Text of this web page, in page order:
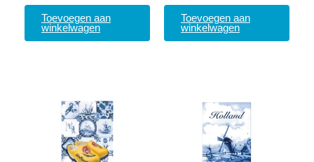
Toevoegen aan
winkelwagen
Toevoegen aan
winkelwagen